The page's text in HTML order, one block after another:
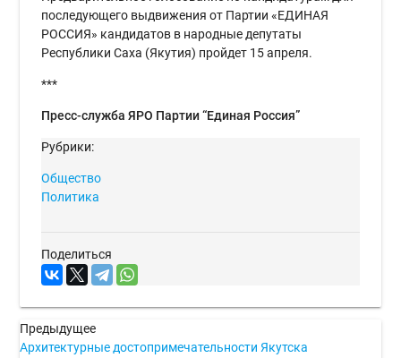
последующего выдвижения от Партии «ЕДИНАЯ
РОССИЯ» кандидатов в народные депутаты
Республики Саха (Якутия) пройдет 15 апреля.
***
Пресс-служба ЯРО Партии “Единая Россия”
Рубрики:
Общество
Политика
Поделиться
Предыдущее
Архитектурные достопримечательности Якутска